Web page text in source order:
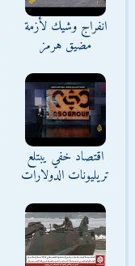
انفراج وشيك لأزمة
مضيق هرمز
اقتصاد خفي يبتلع
تريليونات الدولارات